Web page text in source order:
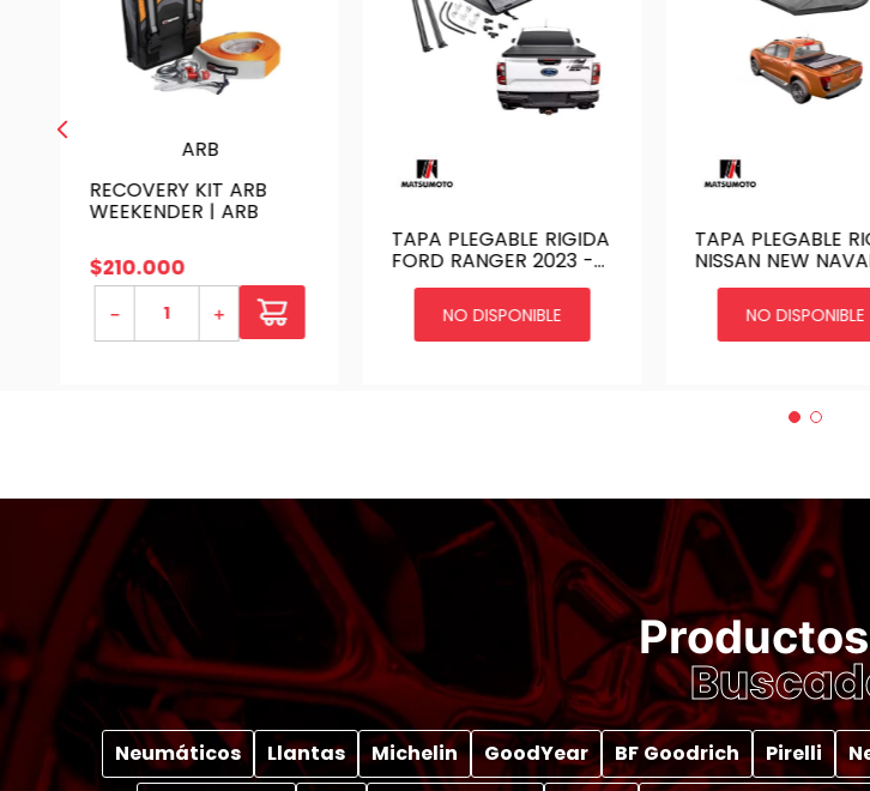
ARB
RECOVERY KIT ARB
WEEKENDER | ARB
$210.000
＋
－
TAPA PLEGABLE RIGIDA
FORD RANGER 2023 -
ON | CUBRE PICK UP -
HTTC-RAG2023 | SKU-
OFACC4X400655
NO DISPONIBLE
TAPA PLEGABLE
NISSAN NEW
NP300 - ON |
PICK UP - HTTC-
NNP2022 | SKU-
OFACC4X400654
NO DISPONIBLE
Neumáticos Llantas Michelin GoodYear BF Goodrich Pirelli